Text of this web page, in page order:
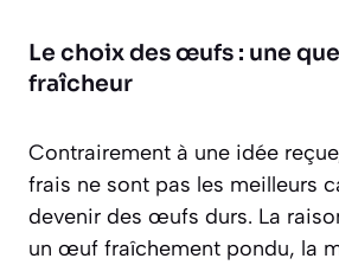
Le choix des œufs : une
fraîcheur
Contrairement à une idée
frais ne sont pas les meilleurs
devenir des œufs durs. La
un œuf fraîchement pondu, la